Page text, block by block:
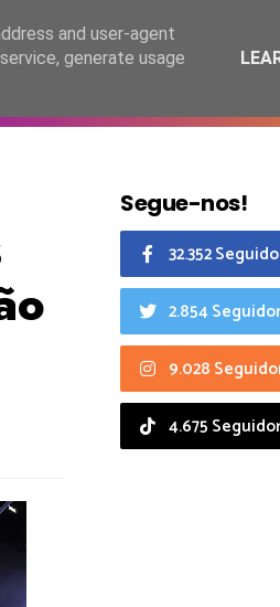
ESPECIAIS
Segue-nos!
32.352
2.854
9.028
4.675
and user-agent
generate usage